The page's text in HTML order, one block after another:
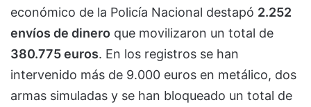
económico de la Policía Nacional destapó 2.252
envíos de dinero que movilizaron un total de
380.775 euros. En los registros se han
intervenido más de 9.000 euros en metálico, dos
armas simuladas y se han bloqueado un total de